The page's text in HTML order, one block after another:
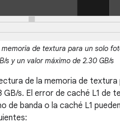
de textura para un solo
s y un valor máximo de 2.30 GB/s
de la memoria de textura
GB/s. El error de caché L1 de
de banda o la caché L1